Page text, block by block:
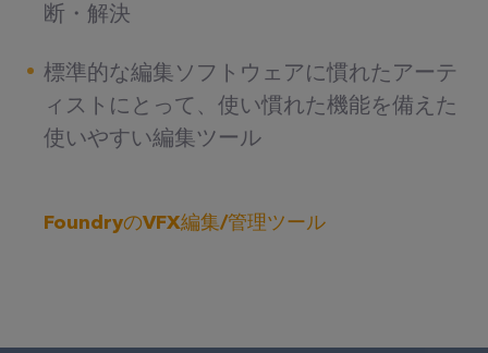
断・解決
標準的な編集ソフトウェアに慣れたアーテ
ィストにとって、使い慣れた機能を備えた
使いやすい編集ツール
FoundryのVFX編集/管理ツール